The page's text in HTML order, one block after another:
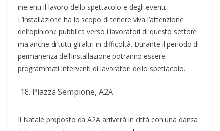
inerenti il lavoro dello spettacolo e degli eventi.
L’installazione ha lo scopo di tenere viva l’attenzione
dell’opinione pubblica verso i lavoratori di questo settore
ma anche di tutti gli altri in difficoltà. Durante il periodo di
permanenza dell’installazione potranno essere
programmati interventi di lavoratori dello spettacolo.
Piazza Sempione, A2A
Il Natale proposto da A2A arriverà in città con una danza